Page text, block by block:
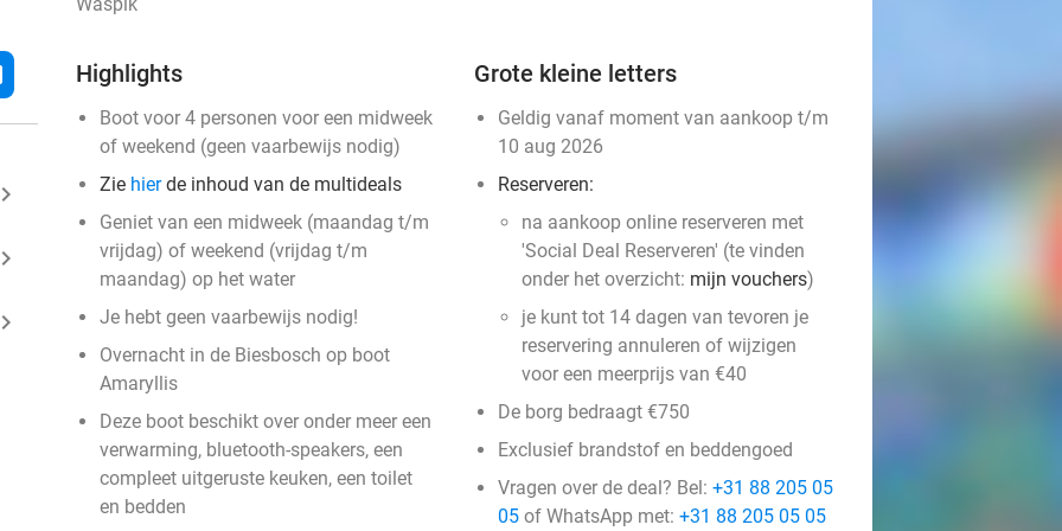
keyboard_arrow_right
keyboard_arrow_right
keyboard_arrow_right
Highlights
Boot voor 4 personen voor een midweek
of weekend (geen vaarbewijs nodig)
Zie hierde inhoud van de multideals
Geniet van een midweek (maandag t/m
vrijdag) of weekend (vrijdag t/m
maandag) op het water
Je hebt geen vaarbewijs nodig!
Overnacht in de Biesbosch op boot
Amaryllis
Deze boot beschikt over onder meer een
verwarming, bluetooth-speakers, een
compleet uitgeruste keuken, een toilet
en bedden
Grote kleine letters
Geldig vanaf moment van aankoop t/m
10 aug 2026
Reserveren:
na aankoop online reserveren met
'Social Deal Reserveren' (te vinden
onder het overzicht: mijn vouchers)
je kunt tot 14 dagen van tevoren je
reservering annuleren of wijzigen
voor een meerprijs van €40
De borg bedraagt €750
Exclusief brandstof en beddengoed
Vragen over de deal? Bel: +31 88 205 05
05 of WhatsApp met: +31 88 205 05 05